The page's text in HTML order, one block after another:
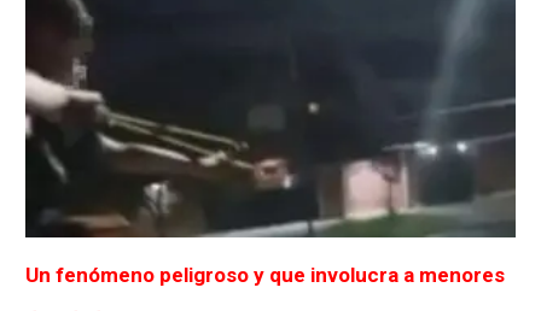
Un fenómeno peligroso y que involucra a menores